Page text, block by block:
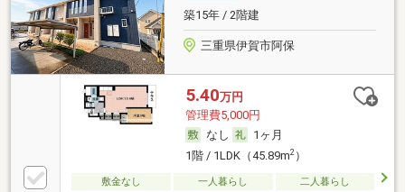
築15年 / 2階建
三重県伊賀市阿保
5.40万円
管理費5,000円
なし
1ヶ月
1階 / 1LDK（45.89m2）
敷金なし 一人暮らし
二人暮らし